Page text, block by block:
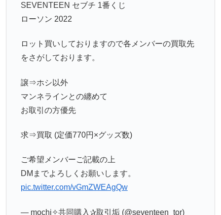
SEVENTEEN セブチ 1番くじ
ローソン 2022
ロット買いしておりますので各メンバーの買取先
をさがしております。
譲⇒ホシ以外
マンネラインとの纏めて
お取引の方優先
求⇒買取 (定価770円×グッズ数)
ご希望メンバーご記載の上
DMまでよろしくお願いします。
pic.twitter.com/vGmZWEAgQw
— mochi✧共同購入✰取引垢 (@seventeen_tor)